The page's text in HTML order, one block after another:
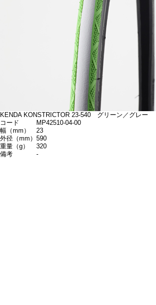
KENDA KONSTRICTOR 23-540 グリーン／グレー
コード
MP42510-04-00
幅（mm）
23
外径（mm） 590
重量（g）
320
備考
-